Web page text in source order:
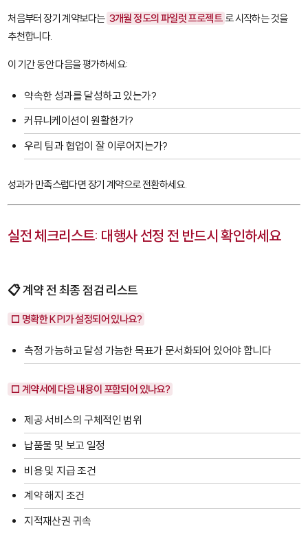
처음부터 장기 계약보다는 3개월 정도의 파일럿 프로젝트 로 시작하는 것을
추천합니다.
이 기간 동안 다음을 평가하세요:
약속한 성과를 달성하고 있는가?
커뮤니케이션이 원활한가?
우리 팀과 협업이 잘 이루어지는가?
성과가 만족스럽다면 장기 계약으로 전환하세요.
실전 체크리스트: 대행사 선정 전 반드시 확인하세요
📋 계약 전 최종 점검 리스트
□ 명확한 KPI가 설정되어 있나요?
측정 가능하고 달성 가능한 목표가 문서화되어 있어야 합니다
□ 계약서에 다음 내용이 포함되어 있나요?
제공 서비스의 구체적인 범위
납품물 및 보고 일정
비용 및 지급 조건
계약 해지 조건
지적재산권 귀속